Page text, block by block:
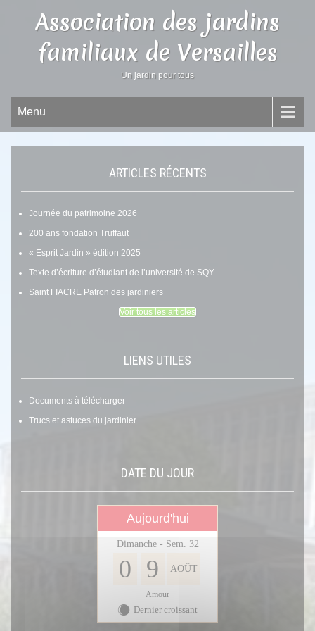
Association des jardins
familiaux de Versailles
Un jardin pour tous
Menu
ARTICLES RÉCENTS
Journée du patrimoine 2026
200 ans fondation Truffaut
« Esprit Jardin » édition 2025
Texte d’écriture d’étudiant de l’université de SQY
Saint FIACRE Patron des jardiniers
Voir tous les articles
LIENS UTILES
Documents à télécharger
Trucs et astuces du jardinier
DATE DU JOUR
Aujourd'hui
Dimanche - Sem. 32
0 9 AOÛT
Amour
X Dernier croissant